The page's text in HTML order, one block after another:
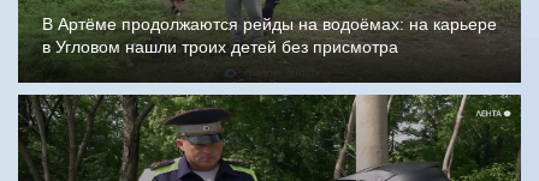
В Артёме продолжаются рейды на водоёмах: на карьере
в Угловом нашли троих детей без присмотра